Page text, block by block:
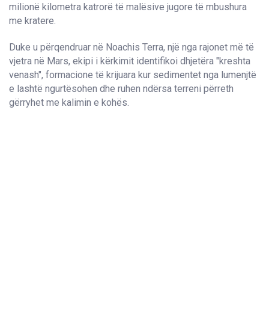
milionë kilometra katrorë të malësive jugore të mbushura
me kratere.
Duke u përqendruar në Noachis Terra, një nga rajonet më të
vjetra në Mars, ekipi i kërkimit identifikoi dhjetëra "kreshta
venash", formacione të krijuara kur sedimentet nga lumenjtë
e lashtë ngurtësohen dhe ruhen ndërsa terreni përreth
gërryhet me kalimin e kohës.